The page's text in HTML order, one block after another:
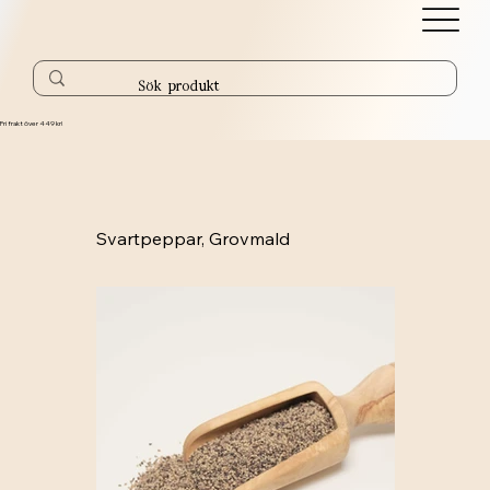
Fri frakt över 449 kr!
Svartpeppar, Grovmald